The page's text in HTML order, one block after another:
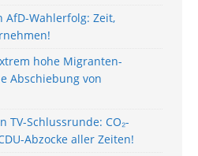
Wahlerfolg: Zeit,
hohe Migranten-
Abschiebung von
TV-Schlussrunde: CO₂-
Abzocke aller Zeiten!